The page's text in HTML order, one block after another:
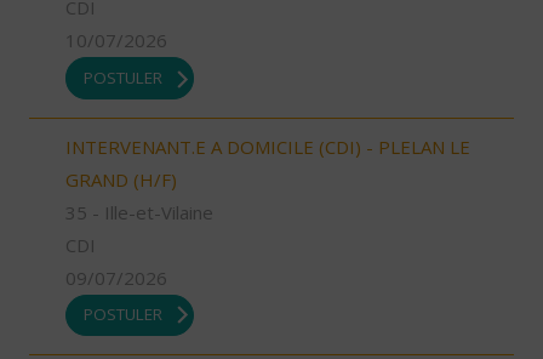
CDI
10/07/2026
POSTULER
INTERVENANT.E A DOMICILE (CDI) - PLELAN LE
GRAND (H/F)
35 - Ille-et-Vilaine
CDI
09/07/2026
POSTULER